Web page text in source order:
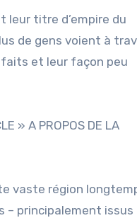
titre d’empire du
de gens voient à
et leur façon peu
» A PROPOS DE LA
vaste région
principalement issus